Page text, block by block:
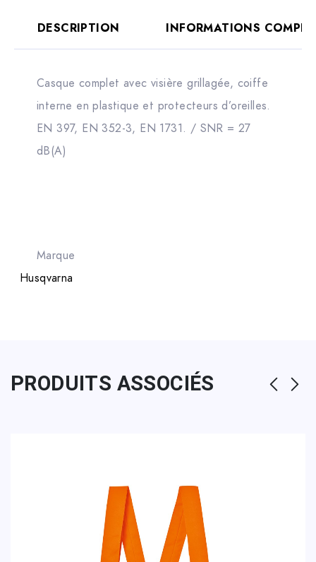
DESCRIPTION INFORMATIONS
Casque complet avec visière grillagée, coiffe
interne en plastique et protecteurs d’oreilles.
EN 397, EN 352-3, EN 1731. / SNR = 27
dB(A)
Marque
Husqvarna
PRODUITS ASSOCIÉS